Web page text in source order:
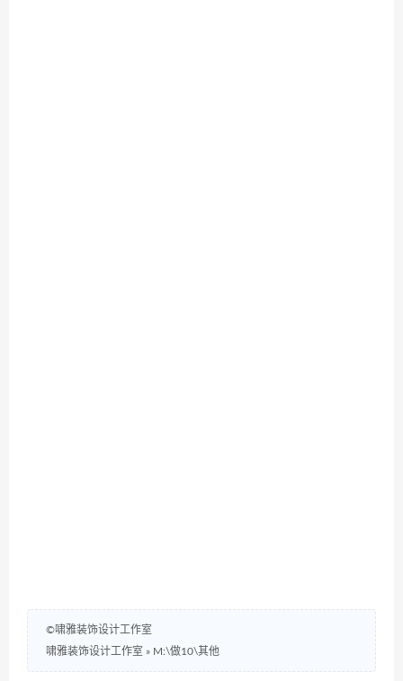
©啸雅装饰设计工作室
啸雅装饰设计工作室 » M:\做10\其他